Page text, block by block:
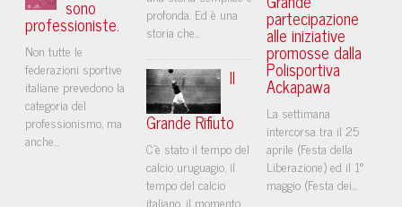
sono
professioniste.
Non tutte le
federazioni sportive
italiane prevedono la
categoria del
professionismo, ma
anche...
profonda. Ed è una
storia che...
Il
Grande Rifiuto
C’è stato il tempo del
calcio uruguagio, il
tempo del calcio
italiano, il momento
partecipazione
alle iniziative
promosse dalla
Polisportiva
Ackapawa
La settimana
intercorsa tra il 25
aprile (Festa della
Liberazione) ed il 1°
maggio (Festa dei...